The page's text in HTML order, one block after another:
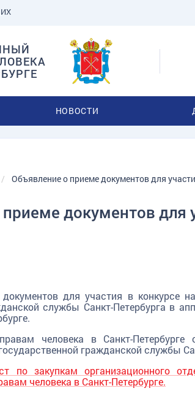
НОВОСТИ
Объявление о приеме документов для
документов для
для участия в конкурсе
службы Санкт-Петербурга в
человека в Санкт-Петербурге
гражданской службы
по закупкам организационного
человека в Санкт-Петербурге.